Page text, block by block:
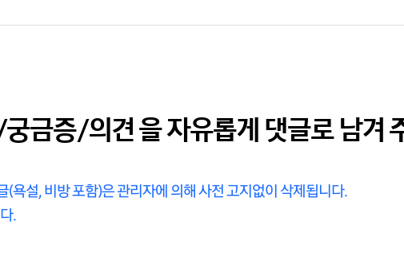
금증/의견 을 자유롭게 댓글로 남겨
(욕설, 비방 포함)은 관리자에 의해 사전 고지없이 삭제됩니다.
.